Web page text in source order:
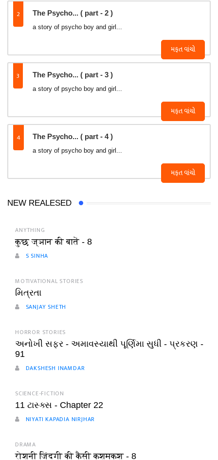
2 The Psycho... ( part - 2 )
મફત વાંચો
a story of psycho boy and girl...
3 The Psycho... ( part - 3 )
મફત વાંચો
a story of psycho boy and girl...
4 The Psycho... ( part - 4 )
મફત વાંચો
a story of psycho boy and girl...
NEW REALESED
ANYTHING
कुछ ज्ञान की बातें - 8
S SINHA
MOTIVATIONAL STORIES
મિત્રતા
SANJAY SHETH
HORROR STORIES
અનોખી સફર - અમાવસ્યાથી પૂર્ણિમા સુધી - પ્રકરણ -
91
DAKSHESH INAMDAR
SCIENCE-FICTION
11 ટાસ્ક્સ - Chapter 22
NIYATI KAPADIA NIRJHAR
DRAMA
रोशनी जिंदगी की कैसी कशमकश - 8